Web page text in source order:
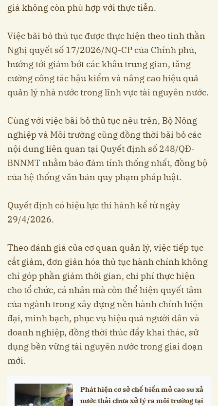
giá không còn phù hợp với thực tiễn.
Việc bãi bỏ thủ tục được thực hiện theo tinh thần
Nghị quyết số 17/2026/NQ-CP của Chính phủ,
hướng tới giảm bớt các khâu trung gian, tăng
cường công tác hậu kiểm và nâng cao hiệu quả
quản lý nhà nước trong lĩnh vực tài nguyên nước.
Cùng với việc bãi bỏ thủ tục nêu trên, Bộ Nông
nghiệp và Môi trường cũng đồng thời bãi bỏ các
nội dung liên quan tại Quyết định số 248/QĐ-
BNNMT nhằm bảo đảm tính thống nhất, đồng bộ
của hệ thống văn bản quy phạm pháp luật.
Quyết định có hiệu lực thi hành kể từ ngày
29/4/2026.
Theo đánh giá của cơ quan quản lý, việc tiếp tục
cắt giảm, đơn giản hóa thủ tục hành chính không
chỉ góp phần giảm thời gian, chi phí thực hiện
cho tổ chức, cá nhân mà còn thể hiện quyết tâm
của ngành trong xây dựng nền hành chính hiện
đại, minh bạch, phục vụ hiệu quả người dân và
doanh nghiệp, đồng thời thúc đẩy khai thác, sử
dụng bền vững tài nguyên nước trong giai đoạn
mới.
Phát hiện cơ sở chế biến mủ cao su xả
nước thải chưa xử lý ra môi trường tại